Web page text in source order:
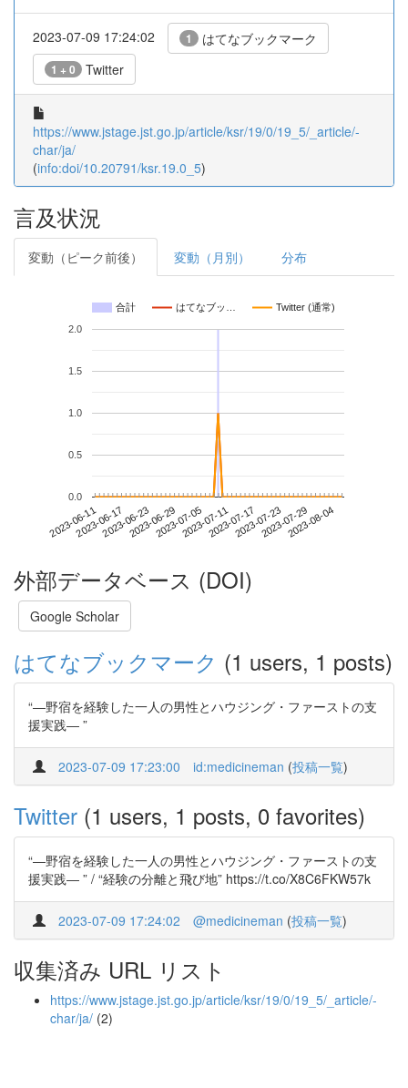
2023-07-09 17:24:02 1 はてなブックマーク
1 + 0 Twitter
https://www.jstage.jst.go.jp/article/ksr/19/0/19_5/_article/-
char/ja/
(info:doi/10.20791/ksr.19.0_5)
言及状況
変動（ピーク前後） 変動（月別） 分布
合計 はてなブッ… Twitter (通常)
2023-06-112023-06-172023-06-232023-06-292023-07-052023-07-112023-07-172023-07-232023-07-292023-08-04
0.0
0.5
1.0
1.5
2.0
外部データベース (DOI)
Google Scholar
はてなブックマーク (1 users, 1 posts)
“―野宿を経験した一人の男性とハウジング・ファーストの支
援実践― ”
2023-07-09 17:23:00 id:medicineman (投稿一覧)
Twitter (1 users, 1 posts, 0 favorites)
“―野宿を経験した一人の男性とハウジング・ファーストの支
援実践― ” / “経験の分離と飛び地” https://t.co/X8C6FKW57k
2023-07-09 17:24:02 @medicineman (投稿一覧)
収集済み URL リスト
https://www.jstage.jst.go.jp/article/ksr/19/0/19_5/_article/-
char/ja/ (2)